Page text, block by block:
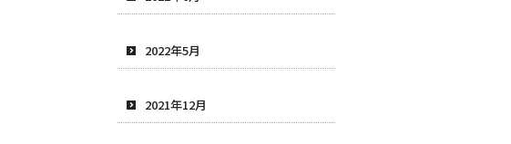
2022年5月
2021年12月